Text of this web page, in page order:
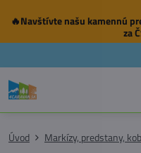
🔥Navštívte našu kamennú
za
Úvod Markízy, predstany,